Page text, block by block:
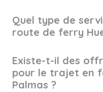
Quel type de
route de ferry
Existe-t-il des
pour le trajet en
Palmas ?